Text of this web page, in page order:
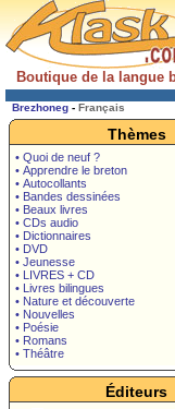
Boutique de la langue
Brezhoneg - Français
Thèmes
• Quoi de neuf ?
• Apprendre le breton
• Autocollants
• Bandes dessinées
• Beaux livres
• CDs audio
• Dictionnaires
• DVD
• Jeunesse
• LIVRES + CD
• Livres bilingues
• Nature et découverte
• Nouvelles
• Poésie
• Romans
• Théâtre
Éditeurs